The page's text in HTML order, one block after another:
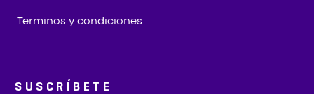
Terminos y condiciones
SUSCRÍBETE